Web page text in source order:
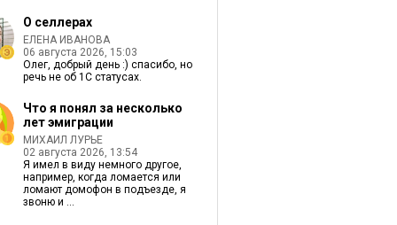
О селлерах
ЕЛЕНА ИВАНОВА
06 августа 2026, 15:03
Олег, добрый день :) спасибо, но
речь не об 1С статусах.
Что я понял за несколько
лет эмиграции
МИХАИЛ ЛУРЬЕ
02 августа 2026, 13:54
Я имел в виду немного другое,
например, когда ломается или
ломают домофон в подъезде, я
звоню и ...